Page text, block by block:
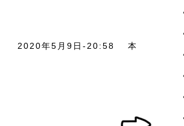
2020年5月9日-20:58 本